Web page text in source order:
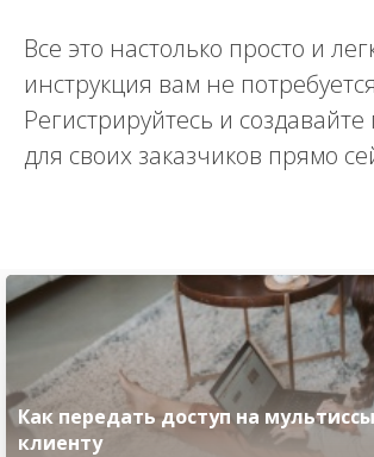
Все это настолько просто и
инструкция вам не
Регистрируйтесь и
для своих заказчиков прямо
Как передать доступ на
клиенту